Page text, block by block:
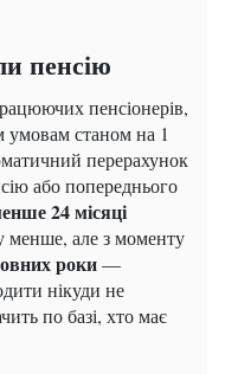
пенсію
пенсіонерів,
умовам станом на 1
перерахунок
або попереднього
24 місяці
але з моменту
роки—
нікуди не
по базі, хто має